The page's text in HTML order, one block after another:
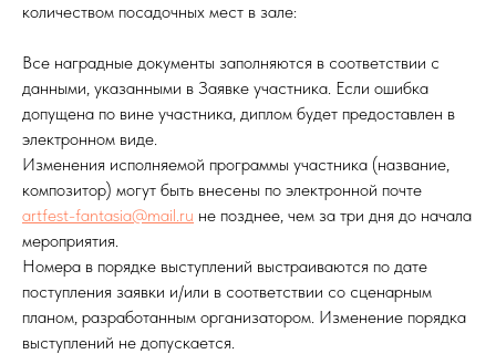
количеством посадочных мест в зале:
Все наградные документы заполняются в соответствии с
данными, указанными в Заявке участника. Если ошибка
допущена по вине участника, диплом будет предоставлен в
электронном виде.
Изменения исполняемой программы участника (название,
композитор) могут быть внесены по электронной почте
artfest-fantasia@mail.ru не позднее, чем за три дня до начала
мероприятия.
Номера в порядке выступлений выстраиваются по дате
поступления заявки и/или в соответствии со сценарным
планом, разработанным организатором. Изменение порядка
выступлений не допускается.